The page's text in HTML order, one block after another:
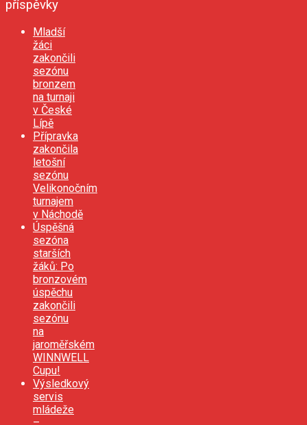
příspěvky
Mladší
žáci
zakončili
sezónu
bronzem
na turnaji
v České
Lípě
Přípravka
zakončila
letošní
sezónu
Velikonočním
turnajem
v Náchodě
Úspěšná
sezóna
starších
žáků: Po
bronzovém
úspěchu
zakončili
sezónu
na
jaroměřském
WINNWELL
Cupu!
Výsledkový
servis
mládeže
–